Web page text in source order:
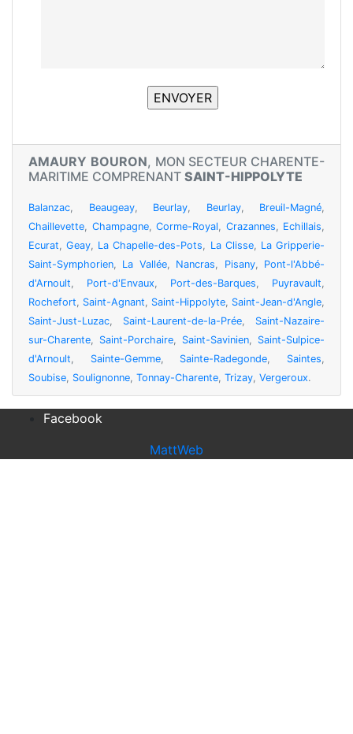
AMAURY BOURON, MON SECTEUR CHARENTE-
MARITIME COMPRENANT SAINT-HIPPOLYTE
Balanzac, Beaugeay, Beurlay, Beurlay, Breuil-Magné,
Chaillevette, Champagne, Corme-Royal, Crazannes, Echillais,
Ecurat,Geay, La Chapelle-des-Pots, La Clisse, La Gripperie-
Saint-Symphorien, La Vallée, Nancras, Pisany, Pont-l'Abbé-
d'Arnoult, Port-d'Envaux, Port-des-Barques, Puyravault,
Rochefort, Saint-Agnant, Saint-Hippolyte, Saint-Jean-d'Angle,
Saint-Just-Luzac, Saint-Laurent-de-la-Prée, Saint-Nazaire-
sur-Charente, Saint-Porchaire, Saint-Savinien, Saint-Sulpice-
d'Arnoult, Sainte-Gemme, Sainte-Radegonde, Saintes,
Soubise, Soulignonne, Tonnay-Charente, Trizay, Vergeroux.
Facebook
MattWeb